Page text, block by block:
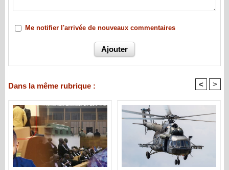
Me notifier l'arrivée de nouveaux commentaires
Dans la même rubrique : < >